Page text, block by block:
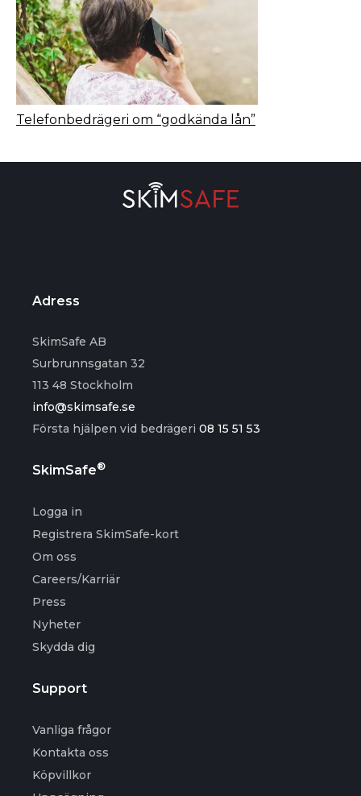
Telefonbedrägeri om “godkända lån”
Adress
SkimSafe AB
Surbrunnsgatan 32
113 48 Stockholm
info@skimsafe.se
Första hjälpen vid bedrägeri 08 15 51 53
SkimSafe®
Logga in
Registrera SkimSafe-kort
Om oss
Careers/Karriär
Press
Nyheter
Skydda dig
Support
Vanliga frågor
Kontakta oss
Köpvillkor